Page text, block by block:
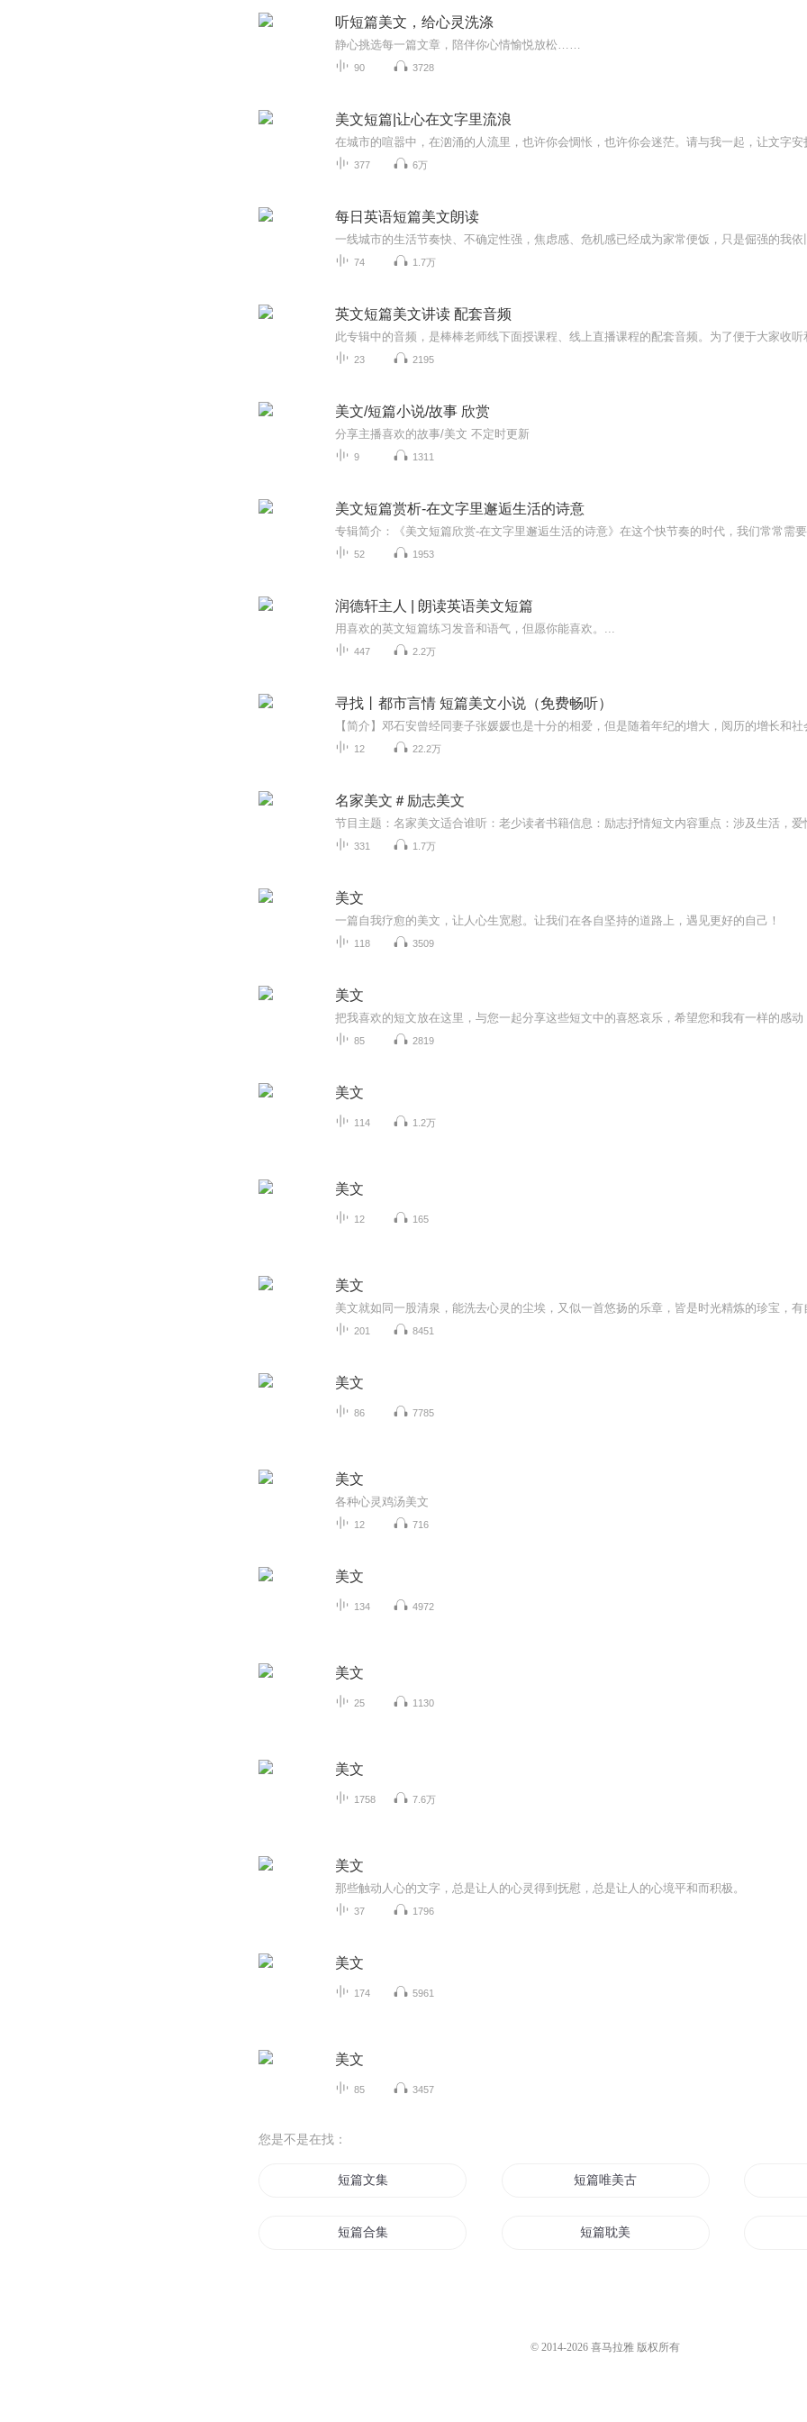
听短篇美文，给心灵洗涤
静心挑选每一篇文章，陪伴你心情愉悦放松……
90 3728
美文短篇|让心在文字里流浪
在城市的喧嚣中，在汹涌的人流里，也许你会惆怅，也许你会迷茫。请与我一起，让文字
377 6万
每日英语短篇美文朗读
74 1.7万
英文短篇美文讲读 配套音频
23 2195
美文/短篇小说/故事 欣赏
分享主播喜欢的故事/美文 不定时更新
9 1311
美文短篇赏析-在文字里邂逅生活的诗意
52 1953
润德轩主人 | 朗读英语美文短篇
用喜欢的英文短篇练习发音和语气，但愿你能喜欢。...
447 2.2万
寻找丨都市言情 短篇美文小说（免费畅听）
12 22.2万
名家美文＃励志美文
331 1.7万
美文
一篇自我疗愈的美文，让人心生宽慰。让我们在各自坚持的道路上，遇见更好的自己！
118 3509
美文
把我喜欢的短文放在这里，与您一起分享这些短文中的喜怒哀乐，希望您和我有一样的感动
85 2819
美文
114 1.2万
美文
12 165
美文
201 8451
美文
86 7785
美文
各种心灵鸡汤美文
12 716
美文
134 4972
美文
25 1130
美文
1758 7.6万
美文
那些触动人心的文字，总是让人的心灵得到抚慰，总是让人的心境平和而积极。
37 1796
美文
174 5961
美文
85 3457
您是不是在找：
短篇文集 短篇唯美古风
短篇合集 短篇耽美
© 2014-2026 喜马拉雅 版权所有